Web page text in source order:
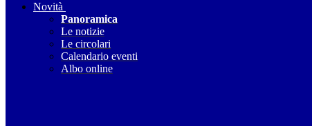
Novità
Panoramica
Le notizie
Le circolari
Calendario eventi
Albo online